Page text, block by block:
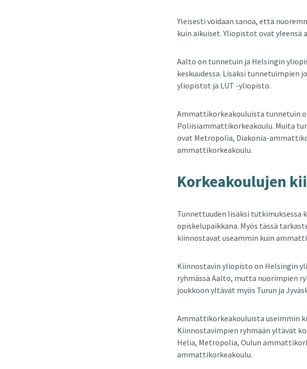
Yleisesti voidaan sanoa, että
kuin aikuiset. Yliopistot ovat
Aalto on tunnetuin ja Helsingin
keskuudessa. Lisäksi tunnetuimpien
yliopistot ja LUT -yliopisto.
Ammattikorkeakouluista tunnetuin
Poliisiammattikorkeakoulu. Muita
ovat Metropolia, Diakonia-
ammattikorkeakoulu.
Kor­kea­kou­lu­jen
Tunnettuuden lisäksi tutkimuksessa
opiskelupaikkana. Myös tässä
kiinnostavat useammin kuin
Kiinnostavin yliopisto on Helsingin
ryhmässä Aalto, mutta nuorimpien
joukkoon yltävät myös Turun ja
Ammattikorkeakouluista useimmin
Kiinnostavimpien ryhmään yltävät
Helia, Metropolia, Oulun
ammattikorkeakoulu.